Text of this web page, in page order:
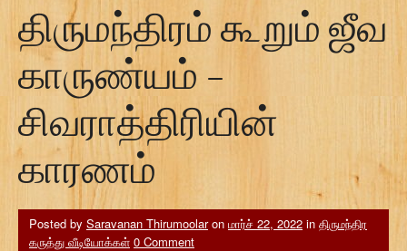
திருமந்திரம் கூறும் ஜீவ
காருண்யம் –
சிவராத்திரியின்
காரணம்
Posted by Saravanan Thirumoolaron மார்ச் 22, 2022 in திருமந்திர
கருத்து வீடியோக்கள் 0 Comment